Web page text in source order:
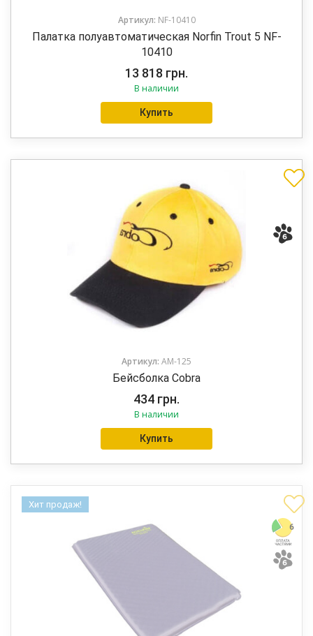
Артикул: NF-10410
Палатка полуавтоматическая Norfin Trout 5 NF-
10410
13 818 грн.
В наличии
Купить
Артикул: AM-125
Бейсболка Cobra
434 грн.
В наличии
Купить
Хит продаж!